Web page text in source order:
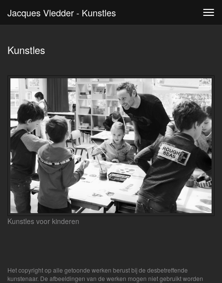
Jacques Vledder - Kunstles
Kunstles
Kunstles voor kinderen
Het copyright op alle getoonde werken berust bij de desbetreffende
kunstenaar. De afbeeldingen van de werken mogen niet gebruikt worden